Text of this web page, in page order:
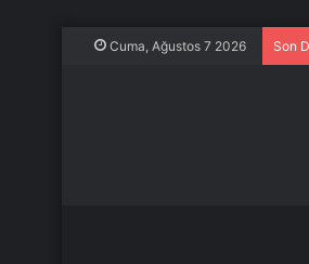
Cuma, Ağustos 7 2026 Son